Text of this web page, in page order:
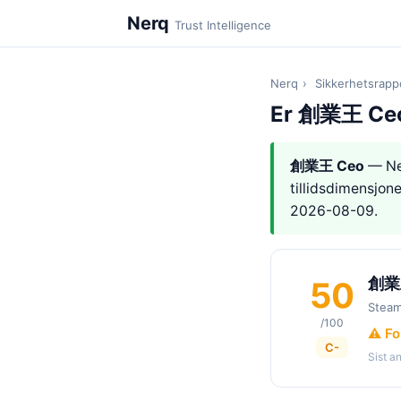
Nerq Trust Intelligence
Nerq ›
Er 創業王
創業王 Ceo —
2026-08-09.
50
/100
C-
創
⚠️
Sist